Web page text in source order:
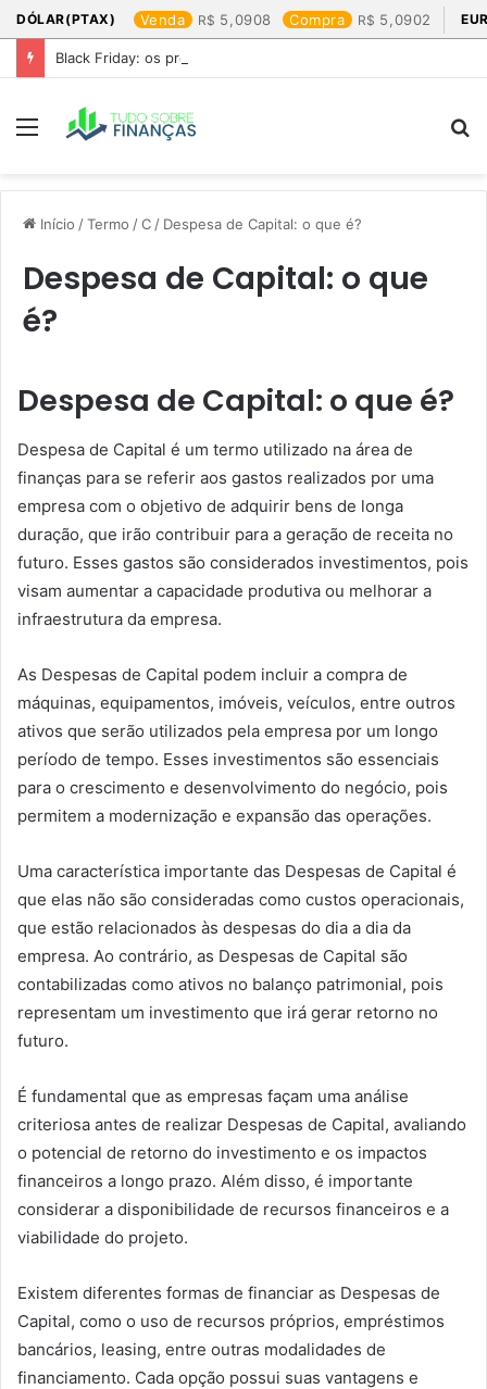
DÓLAR(PTAX) Venda 5,0908 Compra 5,0902
Black Friday: os produtos que mais valem a pena
Menu
Início /Termo /C / Despesa de Capital: o que é?
Despesa de Capital: o que
é?
Despesa de Capital: o que é?
Despesa de Capital é um termo utilizado na área de
finanças para se referir aos gastos realizados por uma
empresa com o objetivo de adquirir bens de longa
duração, que irão contribuir para a geração de receita no
futuro. Esses gastos são considerados investimentos, pois
visam aumentar a capacidade produtiva ou melhorar a
infraestrutura da empresa.
As Despesas de Capital podem incluir a compra de
máquinas, equipamentos, imóveis, veículos, entre outros
ativos que serão utilizados pela empresa por um longo
período de tempo. Esses investimentos são essenciais
para o crescimento e desenvolvimento do negócio, pois
permitem a modernização e expansão das operações.
Uma característica importante das Despesas de Capital é
que elas não são consideradas como custos operacionais,
que estão relacionados às despesas do dia a dia da
empresa. Ao contrário, as Despesas de Capital são
contabilizadas como ativos no balanço patrimonial, pois
representam um investimento que irá gerar retorno no
futuro.
É fundamental que as empresas façam uma análise
criteriosa antes de realizar Despesas de Capital, avaliando
o potencial de retorno do investimento e os impactos
financeiros a longo prazo. Além disso, é importante
considerar a disponibilidade de recursos financeiros e a
viabilidade do projeto.
Existem diferentes formas de financiar as Despesas de
Capital, como o uso de recursos próprios, empréstimos
bancários, leasing, entre outras modalidades de
financiamento. Cada opção possui suas vantagens e